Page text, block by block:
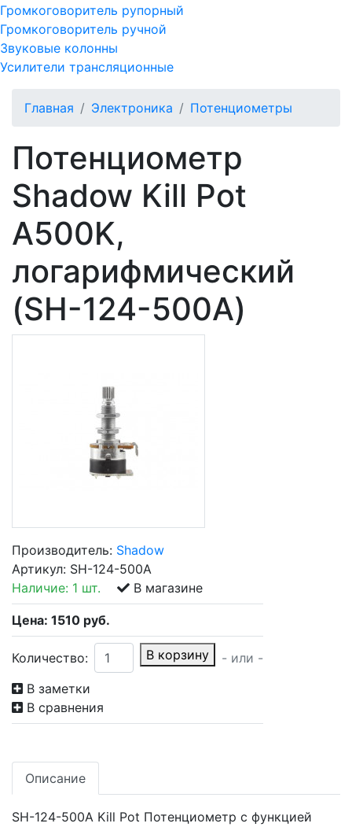
Громкоговоритель рупорный
Громкоговоритель ручной
Звуковые колонны
Усилители трансляционные
Главная Электроника Потенциометры
Потенциометр
Shadow Kill Pot
A500K,
логарифмический
(SH-124-500A)
Производитель: Shadow
Артикул: SH-124-500A
Наличие: 1 шт. В магазине
Цена: 1510 руб.
Количество: В корзину
- или -
В заметки
В сравнения
Описание
SH-124-500A Kill Pot Потенциометр с функцией